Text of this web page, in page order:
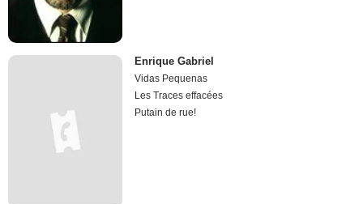
Enrique Gabriel
Vidas Pequenas
Les Traces effacées
Putain de rue!